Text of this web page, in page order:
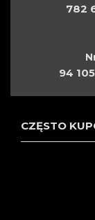
782
94
CZĘSTO